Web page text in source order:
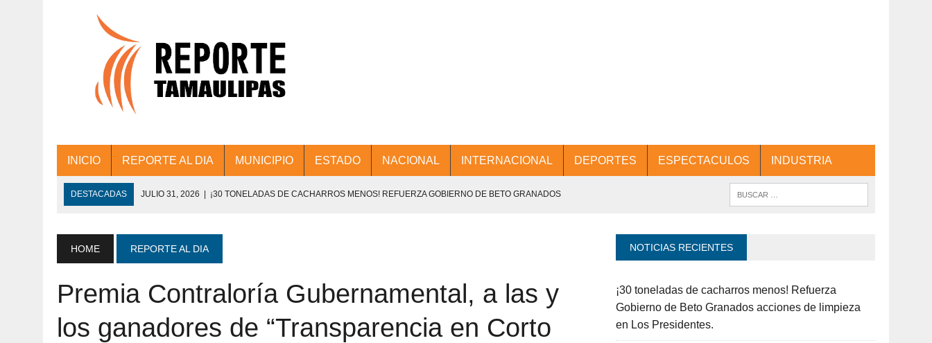
INICIO REPORTE AL DIA MUNICIPIO ESTADO NACIONAL INTERNACIONAL DEPORTES ESPECTACULOS INDUSTRIA
DESTACADAS JULIO 31, 2026 | ¡30 TONELADAS DE CACHARROS MENOS! REFUERZA GOBIERNO DE BETO GRANADOS
JULIO 30, 2026 | 💧🚰 ¡AGUA PARA LA COMUNIDAD!
JULIO 30, 2026 ¡TRABAJO EN EQUIPO Y RESULTADOS! ENCABEZA BETO GRANADOS MESA DE TRABAJO CON PRESIDENTES
JULIO 30, 2026 TAMAULIPAS TE INVITA A DESCUBRIR EL ENCANTO DE LAS PLAYAS DEL GOLFO DE MÉXICO.
HOME REPORTE AL DIA
Premia Contraloría Gubernamental, a las y
los ganadores de “Transparencia en Corto
NOTICIAS RECIENTES
¡30 toneladas de cacharros menos! Refuerza
Gobierno de Beto Granados acciones de limpieza
en Los Presidentes.